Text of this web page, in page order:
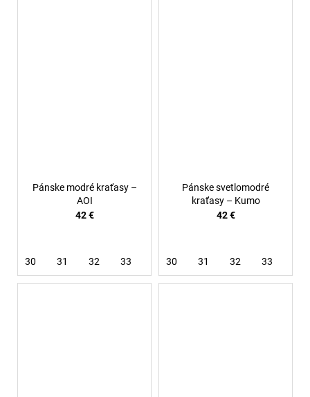
Pánske modré kraťasy –
AOI
42 €
30 31 32 33
Pánske svetlomodré
kraťasy – Kumo
42 €
30 31 32 33